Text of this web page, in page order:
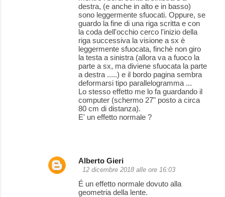
destra, (e anche in alto e in basso)
sono leggermente sfuocati. Oppure, se
guardo la fine di una riga scritta e con
la coda dell'occhio cerco l'inizio della
riga successiva la visione a sx è
leggermente sfuocata, finchè non giro
la testa a sinistra (allora va a fuoco la
parte a sx, ma diviene sfuocata la parte
a destra .....) e il bordo pagina sembra
deformarsi tipo parallelogramma ...
Lo stesso effetto me lo fa guardando il
computer (schermo 27" posto a circa
80 cm di distanza).
E' un effetto normale ?
Alberto Gieri
12 dicembre 2018 alle ore 16:03
É un effetto normale dovuto alla
geometria della lente.